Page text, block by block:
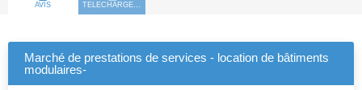
AVIS TELECHARGEMENT
Marché de prestations de services - location de bâtiments
modulaires-